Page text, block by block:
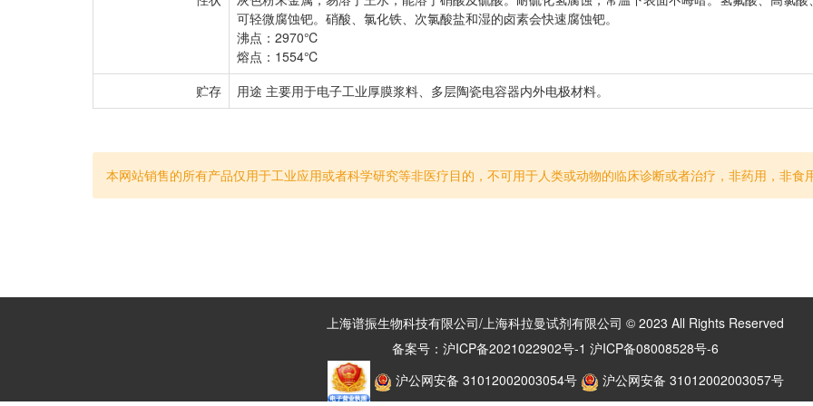
可轻微腐蚀钯。硝酸、氯化铁、次氯酸盐和湿的卤素会快速腐蚀钯。
沸点：2970℃
熔点：1554℃
贮存
用途 主要用于电子工业厚膜浆料、多层陶瓷电容器内外电极材料。
本网站销售的所有产品仅用于工业应用或者科学研究等非医疗目的，不可用于人类或动物的临床诊断或者治疗，非药用，非食
上海谱振生物科技有限公司/上海科拉曼试剂有限公司 © 2023 All Rights Reserved
备案号： 沪ICP备2021022902号-1 沪ICP备08008528号-6
沪公网安备 31012002003054号
沪公网安备 31012002003057号